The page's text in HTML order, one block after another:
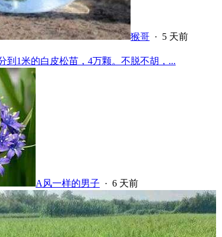
猴哥 · 5 天前
到1米的白皮松苗，4万颗。不脱不胡，...
A风一样的男子 · 6 天前